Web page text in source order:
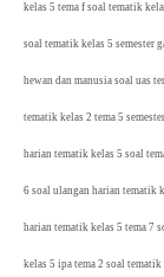
kelas 5 tema f soal tematik
soal tematik kelas 5 semester
hewan dan manusia soal uas
tematik kelas 2 tema 5
harian tematik kelas 5 soal
6 soal ulangan harian tematik
harian tematik kelas 5 tema 7
kelas 5 ipa tema 2 soal